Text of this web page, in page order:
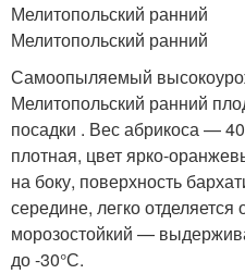
Мелитопольский ранний
Мелитопольский ранний
Самоопыляемый
Мелитопольский ранний
посадки . Вес абрикоса —
плотная, цвет ярко-
на боку, поверхность
середине, легко отделяется
морозостойкий —
до -30°С.